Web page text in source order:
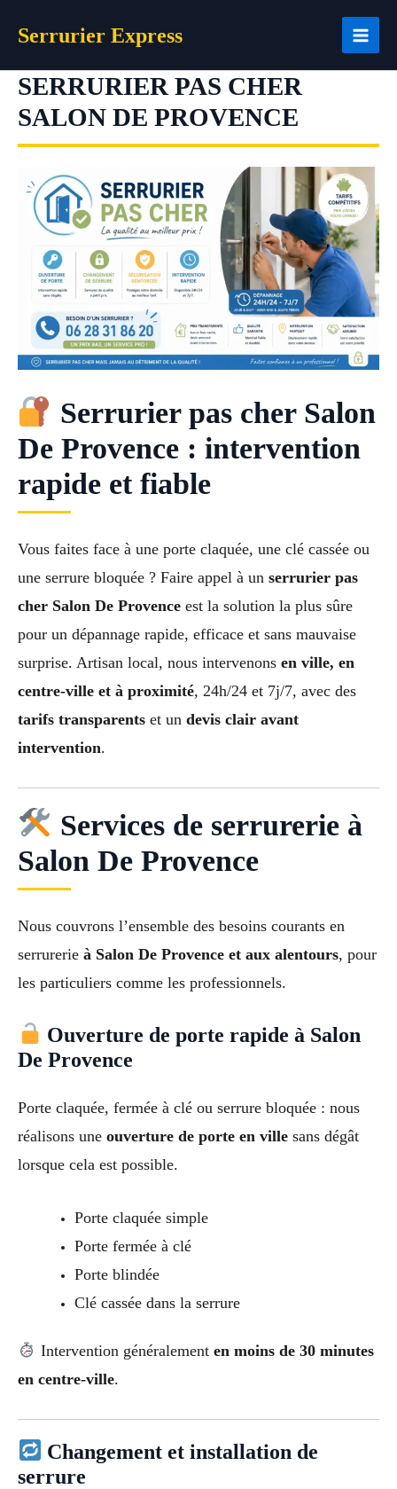
Serrurier Express
SERRURIER PAS CHER
SALON DE PROVENCE
Serrurier pas cher Salon
De Provence : intervention
rapide et fiable
Vous faites face à une porte claquée, une clé cassée ou
une serrure bloquée ? Faire appel à un serrurier pas
cher Salon De Provence est la solution la plus sûre
pour un dépannage rapide, efficace et sans mauvaise
surprise. Artisan local, nous intervenons en ville, en
centre-ville et à proximité, 24h/24 et 7j/7, avec des
tarifs transparents et un devis clair avant
intervention.
Services de serrurerie à
Salon De Provence
Nous couvrons l’ensemble des besoins courants en
serrurerie à Salon De Provence et aux alentours, pour
les particuliers comme les professionnels.
Ouverture de porte rapide à Salon
De Provence
Porte claquée, fermée à clé ou serrure bloquée : nous
réalisons une ouverture de porte en ville sans dégât
lorsque cela est possible.
Porte claquée simple
Porte fermée à clé
Porte blindée
Clé cassée dans la serrure
Intervention généralement en moins de 30 minutes
en centre-ville.
Changement et installation de
serrure